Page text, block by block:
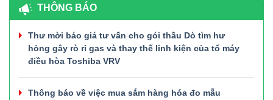
THÔNG BÁO
Thư mời báo giá tư vấn cho gói thầu Dò tìm hư
hỏng gây rò rỉ gas và thay thế linh kiện của tổ máy
điều hòa Toshiba VRV
Thông báo về việc mua sắm hàng hóa đo mẫu